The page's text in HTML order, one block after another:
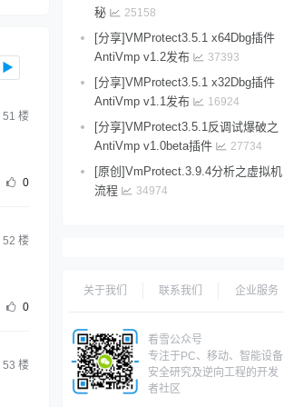
▶
51 楼
0
52 楼
0
53 楼
秘
25158
[分享]VMProtect3.5.1 x64Dbg插件
AntiVmp v1.2发布
37393
[分享]VMProtect3.5.1 x32Dbg插件
AntiVmp v1.1发布
16924
[分享]VMProtect3.5.1反调试爆破之
AntiVmp v1.0beta插件
27734
[原创]VmProtect.3.9.4分析之虚拟机
流程
34974
关于我们 联系我们 企业服务
看雪公众号
专注于PC、移动、智能设备
安全研究及逆向工程的开发
者社区